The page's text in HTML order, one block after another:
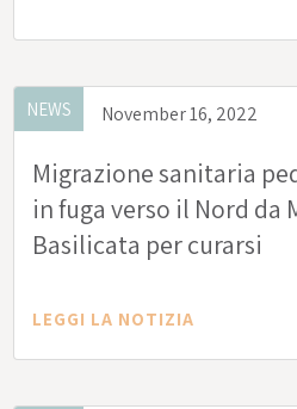
NEWS November 16, 2022
Migrazione sanitaria
in fuga verso il Nord da
Basilicata per curarsi
LEGGI LA NOTIZIA